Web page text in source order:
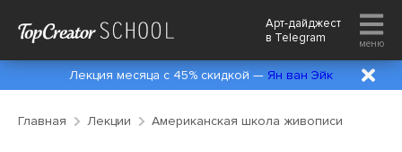
Арт-дайджест
в Telegram меню
Лекция месяца с 45% скидкой — Ян ван Эйк
Главная Лекции Американская школа живописи